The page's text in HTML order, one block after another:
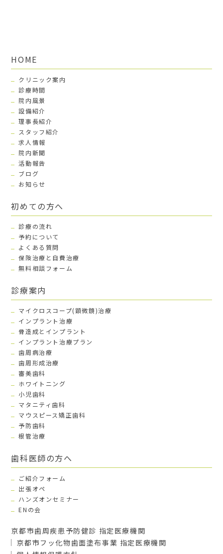
HOME
クリニック案内
診療時間
院内風景
設備紹介
理事長紹介
スタッフ紹介
求人情報
院内新聞
活動報告
ブログ
お知らせ
初めての方へ
診療の流れ
予約について
よくある質問
保険治療と自費治療
無料相談フォーム
診療案内
マイクロスコープ(顕微鏡)治療
インプラント治療
骨造成とインプラント
インプラント治療プラン
歯周病治療
歯周形成治療
審美歯科
ホワイトニング
小児歯科
マタニティ歯科
マウスピース矯正歯科
予防歯科
根管治療
歯科医師の方へ
ご紹介フォーム
出張オペ
ハンズオンセミナー
ENの会
京都市歯周疾患予防健診 指定医療機関
京都市フッ化物歯面塗布事業 指定医療機関